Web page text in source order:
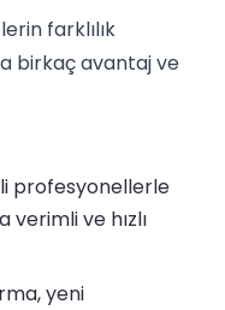
farklılık
birkaç avantaj ve
profesyonellerle
verimli ve hızlı
yeni